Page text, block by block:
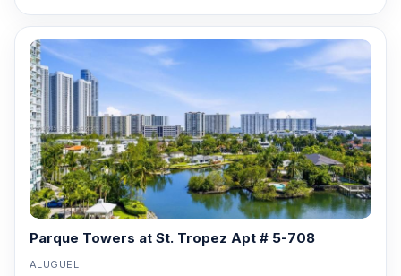
Parque Towers at St. Tropez Apt # 5-708
ALUGUEL